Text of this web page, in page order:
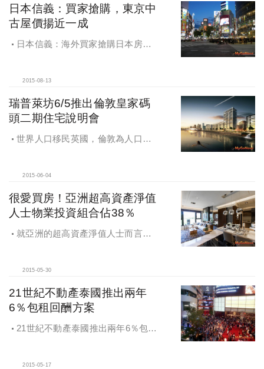
日本信義：買家搶購，東京中
古屋價揚近一成
日本信義：海外買家搶購日本房
2015-08-13
瑞普萊坊6/5推出倫敦皇家碼
頭二期住宅說明會
世界人口移民英國，倫敦為人口移
2015-06-04
很愛買房！亞洲超高資產淨值
人士物業投資組合佔38％
就亞洲的超高資產淨值人士而言，
2015-05-30
21世紀不動產泰國推出兩年
6％包租回酬方案
21世紀不動產泰國推出兩年6％包租
2015-05-17